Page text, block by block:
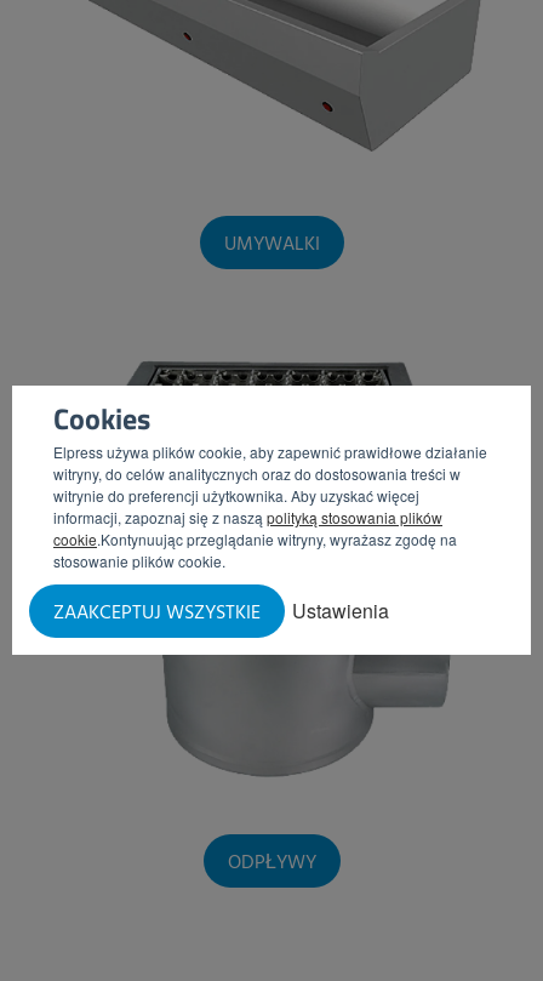
Cookies
Elpress używa plików cookie, aby zapewnić prawidłowe działanie
witryny, do celów analitycznych oraz do dostosowania treści w
witrynie do preferencji użytkownika. Aby uzyskać więcej
informacji, zapoznaj się z naszą polityką stosowania plików
cookie.Kontynuując przeglądanie witryny, wyrażasz zgodę na
stosowanie plików cookie.
Ustawienia
ZAAKCEPTUJ WSZYSTKIE
UMYWALKI
ODPŁYWY